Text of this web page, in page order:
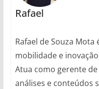
Rafael
Rafael de Souza
mobilidade e
Atua como gerente
análises e conteúdos